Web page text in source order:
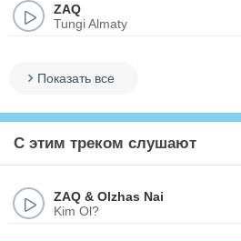
ZAQ
Tungi Almaty
Показать все
С этим треком слушают
ZAQ & Olzhas Nai
Kim Ol?